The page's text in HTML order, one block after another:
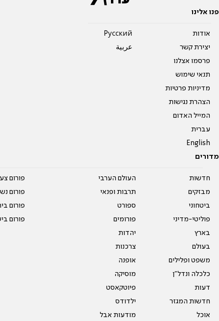
פנו אלינו
אודות
יצירת קשר
פרסמו אצלנו
תנאי שימוש
מדיניות פרטיות
הצהרת נגישות
המייל האדום
עברית
English
Pусский
عربية
מדורים
חדשות
מבזקים
ביטחוני
פוליטי-מדיני
בארץ
בעולם
משפט ופלילים
כלכלה ונדל"ן
דעות
חדשות המגזר
אוכל
העולם הערבי
תרבות ופנאי
ספורט
פורומים
יהדות
צרכנות
אופנה
מוסיקה
פיוטקאסט
ילדודס
מודעות אבל
פורום
פורום
פורום
פורום